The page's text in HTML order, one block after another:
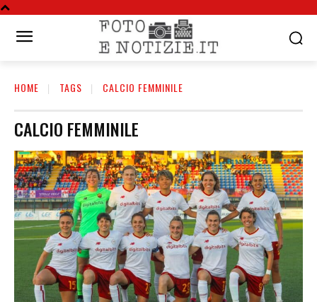
HOME TAGS CALCIO FEMMINILE
CALCIO FEMMINILE